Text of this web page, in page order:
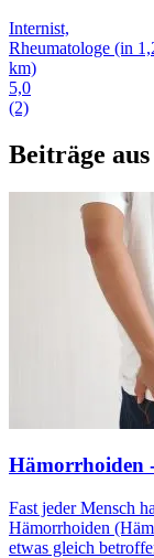
Internist,
Rheumatologe (in
km)
5,0
(2)
Beiträge
Hämorrhoiden
Fast jeder Mensch
Hämorrhoiden
etwas gleich